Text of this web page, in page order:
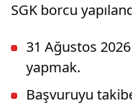
SGK borcu
31 Ağustos
yapmak.
Başvuruyu